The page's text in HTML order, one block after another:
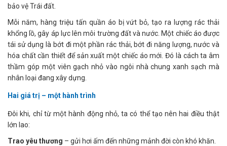
bảo vệ Trái đất.
Mỗi năm, hàng triệu tấn quần áo bị vứt bỏ, tạo ra lượng rác thải
khổng lồ, gây áp lực lên môi trường đất và nước. Một chiếc áo được
tái sử dụng là bớt đi một phần rác thải, bớt đi năng lượng, nước và
hóa chất cần thiết để sản xuất một chiếc áo mới. Đó là cách ta âm
thầm góp một viên gạch nhỏ vào ngôi nhà chung xanh sạch mà
nhân loại đang xây dựng.
Hai giá trị – một hành trình
Đôi khi, chỉ từ một hành động nhỏ, ta có thể tạo nên hai điều thật
lớn lao:
Trao yêu thương – gửi hơi ấm đến những mảnh đời còn khó khăn.